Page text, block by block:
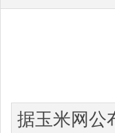
据玉米网公